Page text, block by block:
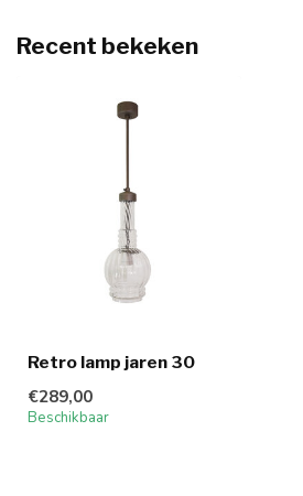
Recent bekeken
Retro lamp jaren 30
€289,00
Beschikbaar